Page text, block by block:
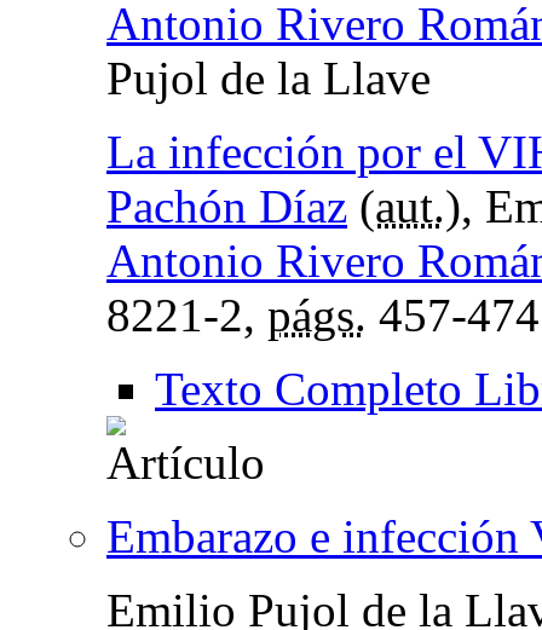
Antonio Rivero
Pujol de la Llave
La infección por el
Pachón Díaz (aut.),
Antonio Rivero
8221-2, págs. 457-474
Texto Completo
Embarazo e infección
Emilio Pujol de la